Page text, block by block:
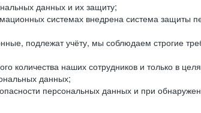
данных и их защиту;
системах внедрена система защиты
подлежат учёту, мы соблюдаем строгие
количества наших сотрудников и только в
данных;
персональных данных и при